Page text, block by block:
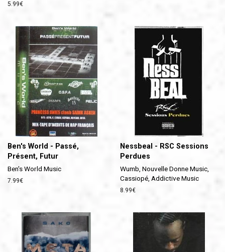
Prix
5.99€
Ben's World - Passé,
Présent, Futur
Ben's World Music
Prix
7.99€
Nessbeal - RSC Sessions
Perdues
Wumb, Nouvelle Donne Music,
Cassiopé, Addictive Music
Prix
8.99€